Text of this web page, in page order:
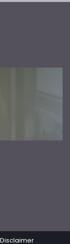
Disclaimer